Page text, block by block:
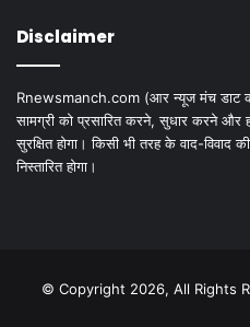
Disclaimer
Rnewsmanch.com (आर न्यूज मंच डाट
सामग्री को प्रसारित करने, सुधार करने और
सुरक्षित होगा। किसी भी तरह के वाद-विवाद
निस्तारित होगा।
© Copyright 2026, All Rights